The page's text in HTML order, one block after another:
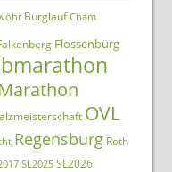
Burglauf Cham
Flossenbürg
Marathon
OVL
Regensburg Roth
SL2025 SL2026